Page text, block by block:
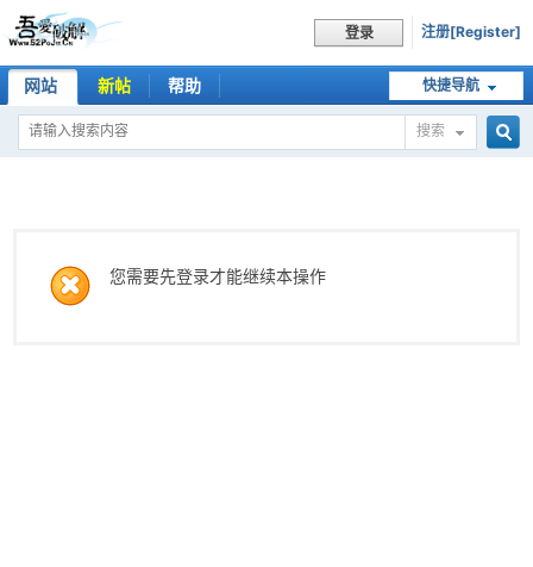
登录 注册[Register]
快捷导航
网站 新帖 帮助
搜索
您需要先登录才能继续本操作